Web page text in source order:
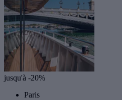
jusqu'à -20%
Paris